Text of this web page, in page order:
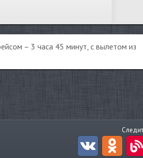
– 3 часа 45 минут, с вылетом из